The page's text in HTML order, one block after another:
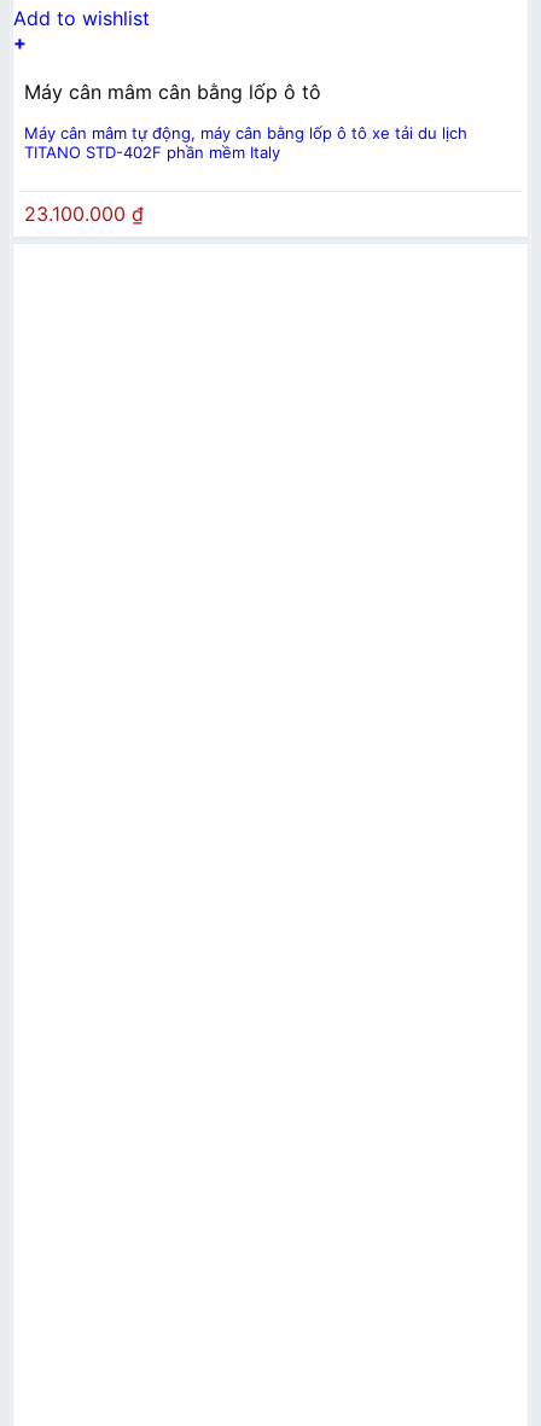
Add to wishlist
+
Máy cân mâm cân bằng lốp ô tô
Máy cân mâm tự động, máy cân bằng lốp ô tô xe tải du lịch
TITANO STD-402F phần mềm Italy
23.100.000 ₫